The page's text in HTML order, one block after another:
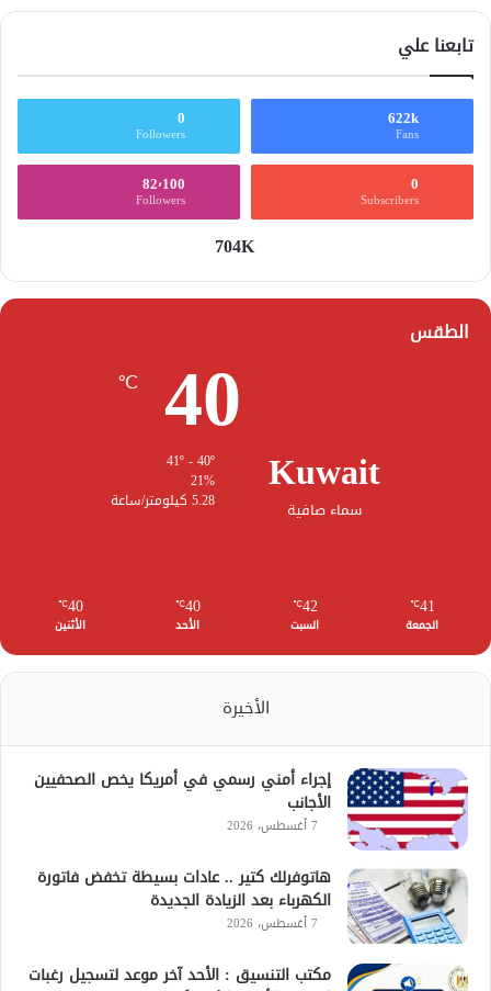
تابعنا علي
622k
Fans
0
Followers
0
Subscribers
82٬100
Followers
704K
الطقس
Kuwait
سماء صافية
40
℃
21%
5.28 كيلومتر/ساعة
41
℃
الجمعة
42
℃
السبت
40
℃
الأحد
40
℃
الأثنين
الأخيرة
إجراء أمني رسمي في أمريكا يخص الصحفيين
الأجانب
7 أغسطس، 2026
هاتوفرلك كتير .. عادات بسيطة تخفض فاتورة
الكهرباء بعد الزيادة الجديدة
7 أغسطس، 2026
مكتب التنسيق : الأحد آخر موعد لتسجيل رغبات